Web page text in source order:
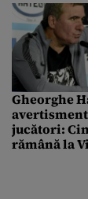
puternic cu
acționar”
Gheorghe
jucători:
rămână la